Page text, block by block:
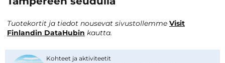
Tuotekortit ja tiedot nousevat sivustollemme Visit
Finlandin DataHubin kautta.
Kohteet ja aktiviteetit